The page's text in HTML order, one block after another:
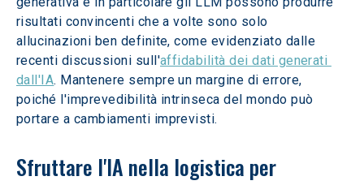
risultati convincenti che a volte sono solo
allucinazioni ben definite, come evidenziato dalle
recenti discussioni sull'affidabilità dei dati generati
dall'IA. Mantenere sempre un margine di errore,
poiché l'imprevedibilità intrinseca del mondo può
portare a cambiamenti imprevisti.
Sfruttare l'IA nella logistica per